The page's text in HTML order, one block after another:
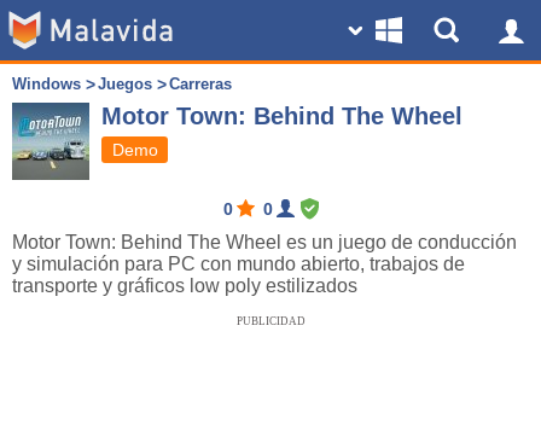
Windows Juegos Carreras
Motor Town: Behind The Wheel
Demo
0 0
Motor Town: Behind The Wheel es un juego de conducción
y simulación para PC con mundo abierto, trabajos de
transporte y gráficos low poly estilizados
PUBLICIDAD